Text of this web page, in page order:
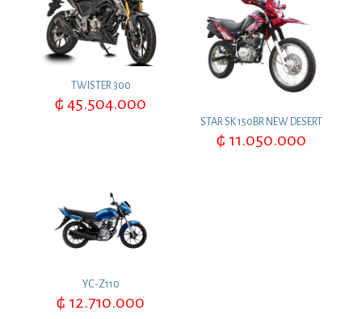
TWISTER 300
₲ 45.504.000
STAR SK 150BR NEW DESERT
₲ 11.050.000
YC-Z110
₲ 12.710.000